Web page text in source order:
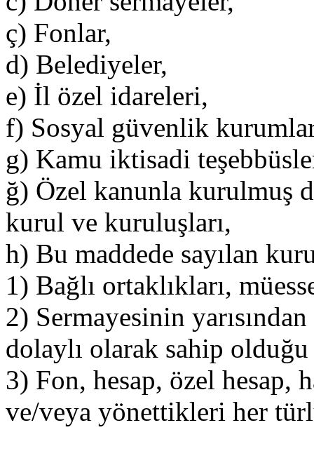
ç) Fonlar,
d) Belediyeler,
e) İl özel idareleri,
f) Sosyal güvenlik
g) Kamu iktisadi
ğ) Özel kanunla kurulmuş
kurul ve kuruluşları,
h) Bu maddede sayılan
1) Bağlı ortaklıkları,
2) Sermayesinin
dolaylı olarak sahip
3) Fon, hesap, özel hesap,
ve/veya yönettikleri her